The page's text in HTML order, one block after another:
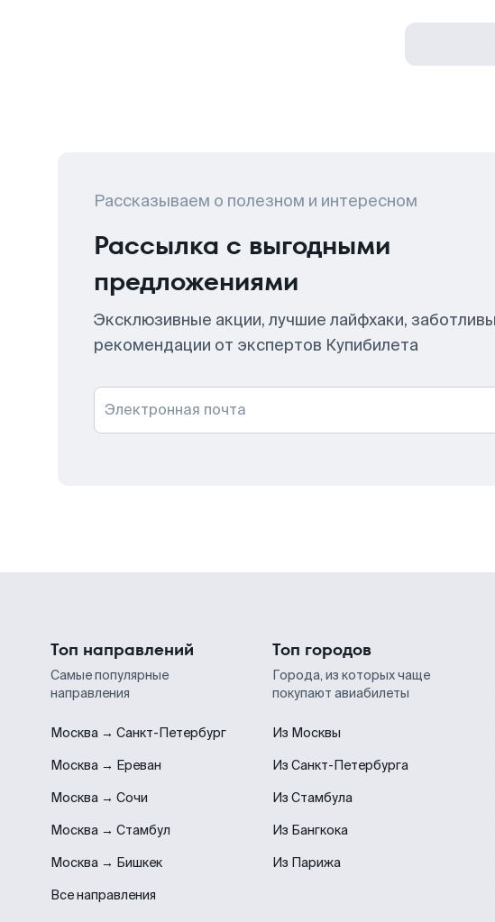
Рассказываем о полезном и интересном
Рассылка с выгодными
предложениями
Эксклюзивные акции, лучшие лайфхаки,
рекомендации от экспертов Купибилета
Электронная почта
Топ направлений
Самые популярные
направления
Москва → Санкт-Петербург
Москва → Ереван
Москва → Сочи
Москва → Стамбул
Москва → Бишкек
Все направления
Топ городов
Города, из которых чаще
покупают авиабилеты
Из Москвы
Из Санкт-Петербурга
Из Стамбула
Из Бангкока
Из Парижа